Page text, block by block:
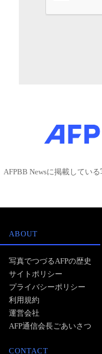
AFPBB Newsに掲載してい
ABOUT
写真でつづるAFPの歴史
サイトポリシー
プライバシーポリシー
利用規約
運営会社
AFP通信会長ごあいさつ
CONTACT